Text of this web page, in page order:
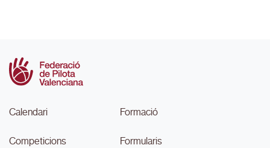
Calendari
Competicions
Formació
Formularis